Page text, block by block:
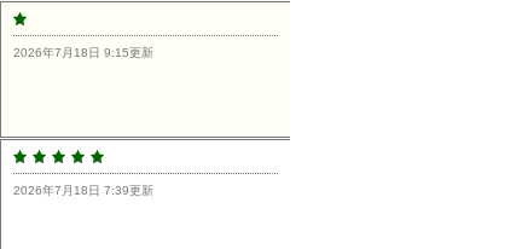
2026年7月18日 9:15更新
2026年7月18日 7:39更新